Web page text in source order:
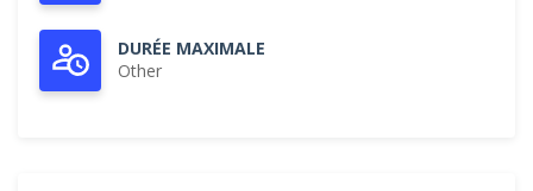
DURÉE MAXIMALE
Other